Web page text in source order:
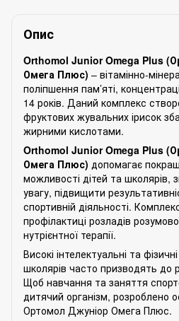
Опис
Orthomol Junior Omega Plus
Омега Плюс) – вітамінно-
поліпшення пам’яті,
14 років. Даний комплекс
фруктових жувальних ірисок
жирними кислотами.
Orthomol Junior Omega Plus
Омега Плюс) допомагає
можливості дітей та школярів,
увагу, підвищити
спортивній діяльності.
профілактиці розладів
нутрієнтної терапії.
Високі інтелектуальні та
школярів часто призводять до
Щоб навчання та заняття
дитячий організм, розроблено
Ортомол Джуніор Омега Плюс.